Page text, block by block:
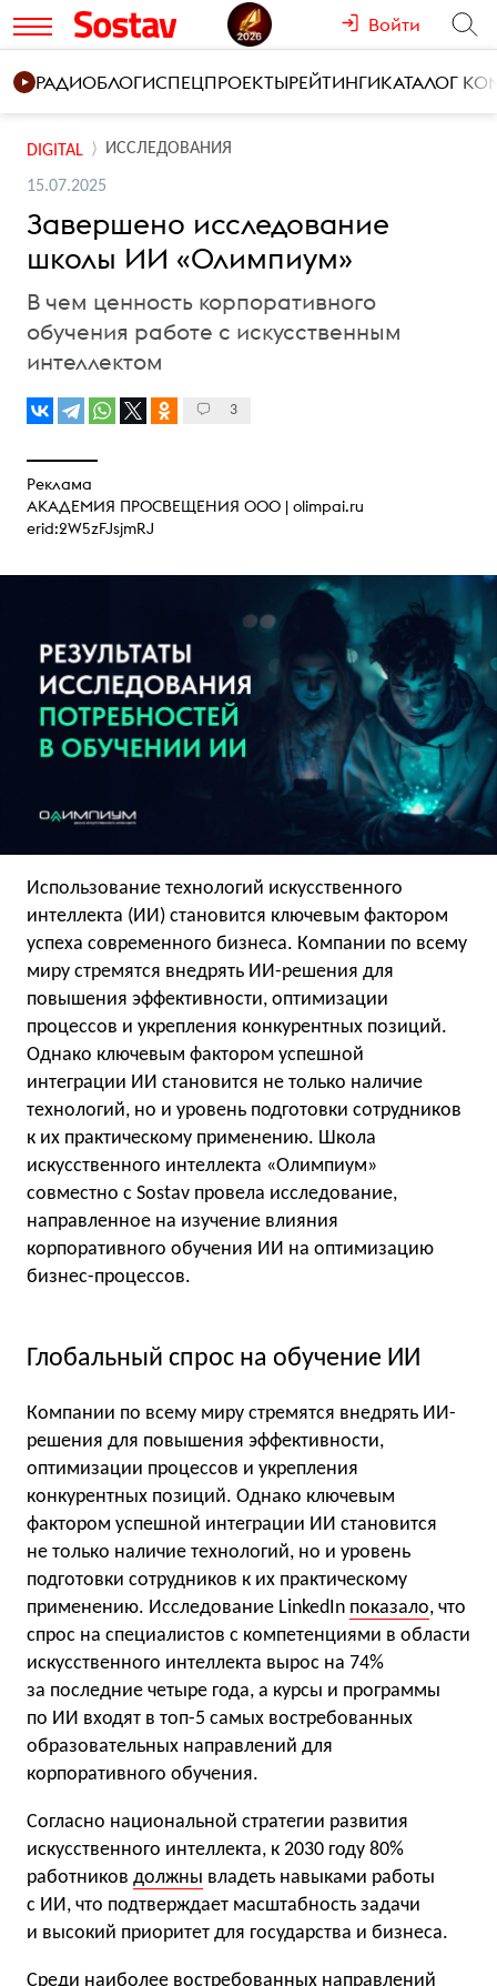
Войти
РАДИОБЛОГИСПЕЦПРОЕКТЫРЕЙТИНГИКАТАЛОГ
DIGITAL ИССЛЕДОВАНИЯ
15.07.2025
Завершено исследование
школы ИИ «Олимпиум»
В чем ценность корпоративного
обучения работе с искусственным
интеллектом
3
Реклама
АКАДЕМИЯ ПРОСВЕЩЕНИЯ ООО | olimpai.ru
erid:2W5zFJsjmRJ
Использование технологий искусственного
интеллекта (ИИ) становится ключевым фактором
успеха современного бизнеса. Компании по всему
миру стремятся внедрять ИИ-решения для
повышения эффективности, оптимизации
процессов и укрепления конкурентных позиций.
Однако ключевым фактором успешной
интеграции ИИ становится не только наличие
технологий, но и уровень подготовки сотрудников
к их практическому применению. Школа
искусственного интеллекта «Олимпиум»
совместно с Sostav провела исследование,
направленное на изучение влияния
корпоративного обучения ИИ на оптимизацию
бизнес-процессов.
Глобальный спрос на обучение ИИ
Компании по всему миру стремятся внедрять ИИ-
решения для повышения эффективности,
оптимизации процессов и укрепления
конкурентных позиций. Однако ключевым
фактором успешной интеграции ИИ становится
не только наличие технологий, но и уровень
подготовки сотрудников к их практическому
применению. Исследование LinkedIn показало, что
спрос на специалистов с компетенциями в области
искусственного интеллекта вырос на 74%
за последние четыре года, а курсы и программы
по ИИ входят в топ-5 самых востребованных
образовательных направлений для
корпоративного обучения.
Согласно национальной стратегии развития
искусственного интеллекта, к 2030 году 80%
работников должны владеть навыками работы
с ИИ, что подтверждает масштабность задачи
и высокий приоритет для государства и бизнеса.
Среди наиболее востребованных направлений